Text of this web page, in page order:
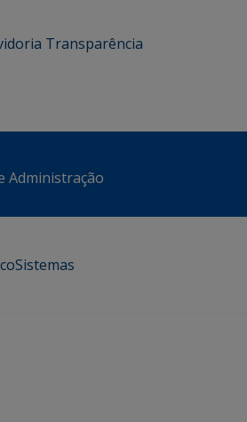
Transparência
Administração
Sistemas